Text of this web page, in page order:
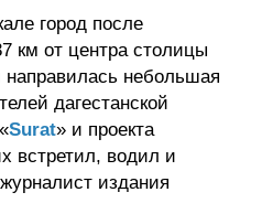
город после
км от центра столицы
направилась небольшая
дагестанской
Surat» и проекта
встретил, водил и
издания